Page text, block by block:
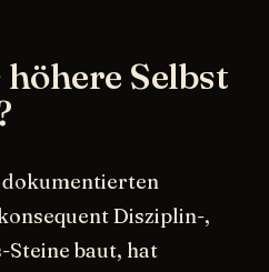
Selbst
Disziplin-,
baut, hat